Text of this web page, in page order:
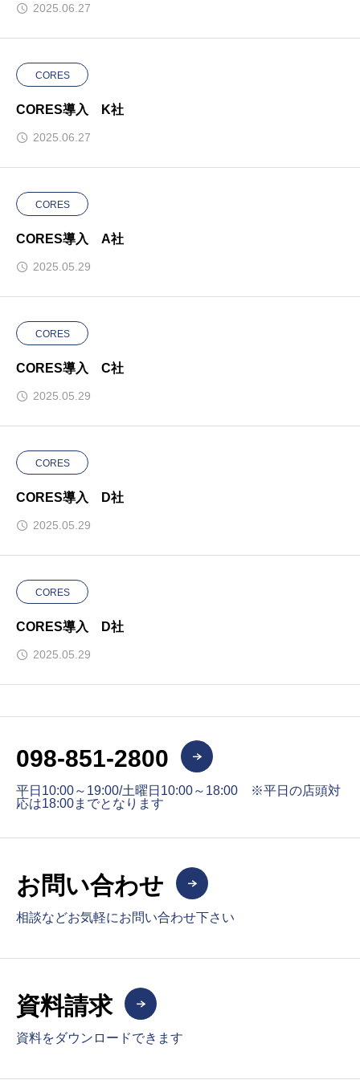
2025.06.27
CORES
CORES導入 K社
2025.06.27
CORES
CORES導入 A社
2025.05.29
CORES
CORES導入 C社
2025.05.29
CORES
CORES導入 D社
2025.05.29
CORES
CORES導入 D社
2025.05.29
098-851-2800
平日10:00～19:00/土曜日10:00～18:00 ※平日の店頭対
応は18:00までとなります
お問い合わせ
相談などお気軽にお問い合わせ下さい
資料請求
資料をダウンロードできます